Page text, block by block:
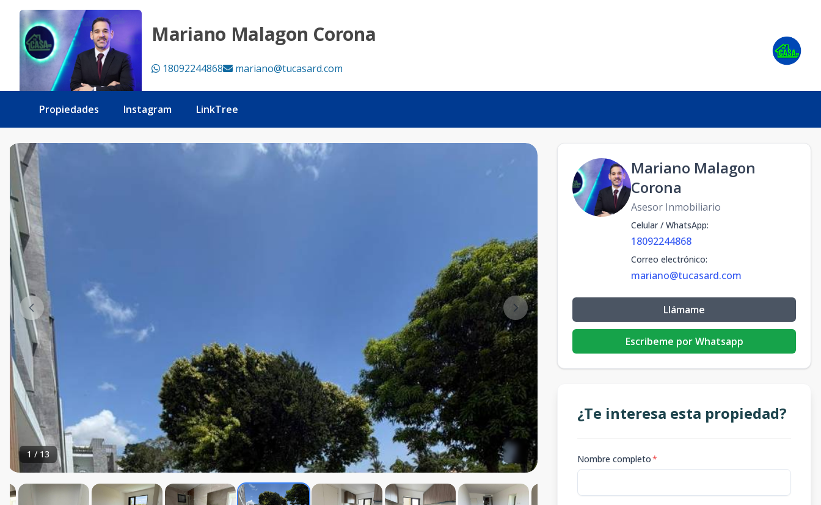
Mariano Malagon Corona
18092244868 mariano@tucasard.com
Propiedades Instagram LinkTree
1 /13
Mariano Malagon
Corona
Asesor Inmobiliario
Celular / WhatsApp:
18092244868
Correo electrónico:
mariano@tucasard.com
Llámame
Escribeme por Whatsapp
¿Te interesa esta propiedad?
Nombre completo*
🏡 Apartamento de 2 Habitaciones en Cocotal | US$299,000 - Tu Casa RD